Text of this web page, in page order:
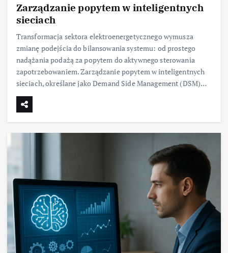
Zarządzanie popytem w inteligentnych
sieciach
Transformacja sektora elektroenergetycznego wymusza
zmianę podejścia do bilansowania systemu: od prostego
nadążania podażą za popytem do aktywnego sterowania
zapotrzebowaniem. Zarządzanie popytem w inteligentnych
sieciach, określane jako Demand Side Management (DSM)…